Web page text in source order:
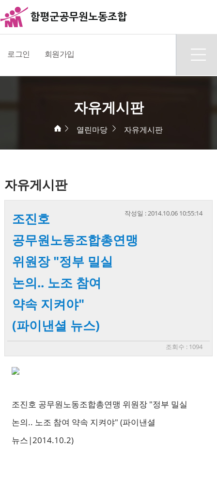
로그인 회원가입
자유게시판
열린마당 자유게시판
자유게시판
조진호
공무원노동조합총연맹
위원장 "정부 밀실
논의.. 노조 참여
약속 지켜야"
(파이낸셜 뉴스)
작성일 : 2014.10.06 10:55:14
조회수 : 1094
조진호 공무원노동조합총연맹 위원장 "정부 밀실
논의.. 노조 참여 약속 지켜야" (파이낸셜
뉴스|2014.10.2)